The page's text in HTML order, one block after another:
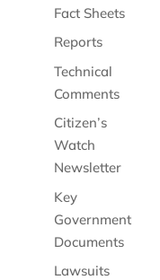
Fact Sheets
Reports
Technical
Comments
Citizen’s
Watch
Newsletter
Key
Government
Documents
Lawsuits